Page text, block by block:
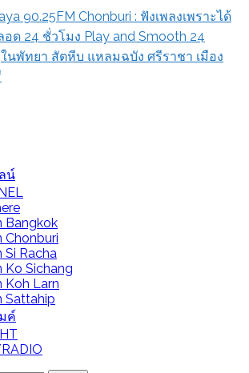
90.25FM Chonburi : ฟังเพลงเพราะได้ต่อ
24 ชั่วโมง Play and Smooth 24 Hours –
ตหีบ แหลมฉบัง ศรีราชา เมืองชลบุรี จังหวัด
น์
Bangkok
Chonburi
Si Racha
Ko Sichang
Koh Larn
Sattahip
ค์